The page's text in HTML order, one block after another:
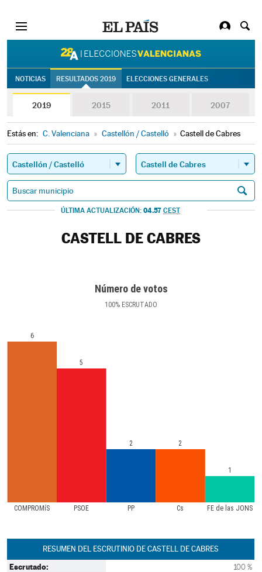
NOTICIAS RESULTADOS 2019 ELECCIONES GENERALES
2019 2015 2011 2007
Estás en: C. Valenciana » Castellón / Castelló » Castell de Cabres
ÚLTIMA ACTUALIZACIÓN: 04.57 CEST
CASTELL DE CABRES
Número de votos
100% ESCRUTADO
COMPROMíS PSOE PP Cs FE de las JONS
6
5
2 2
1
RESUMEN DEL ESCRUTINIO DE CASTELL DE CABRES
Escrutado: 100 %